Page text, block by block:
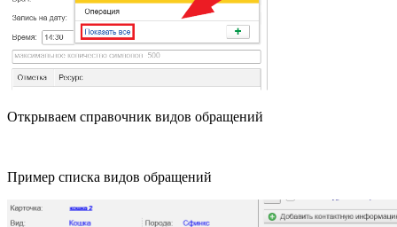
Открываем справочник видов обращений
Пример списка видов обращений